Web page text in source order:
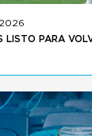
LISTO PARA